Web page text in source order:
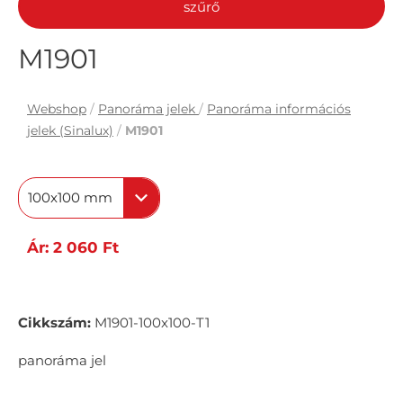
szűrő
M1901
Webshop / Panoráma jelek / Panoráma információs
jelek (Sinalux) / M1901
100x100 mm
Ár: 2 060 Ft
Cikkszám: M1901-100x100-T1
panoráma jel